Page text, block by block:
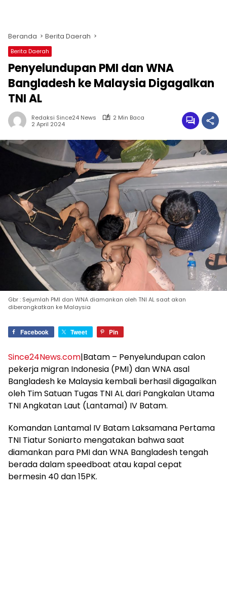
Beranda Berita Daerah
Berita Daerah
Penyelundupan PMI dan WNA
Bangladesh ke Malaysia Digagalkan
TNI AL
Redaksi Since24 News
2 Min Baca
2 April 2024
Gbr : Sejumlah PMI dan WNA diamankan oleh TNI AL saat akan
diberangkatkan ke Malaysia
Facebook Tweet Pin
Since24News.com|Batam – Penyelundupan calon
pekerja migran Indonesia (PMI) dan WNA asal
Bangladesh ke Malaysia kembali berhasil digagalkan
oleh Tim Satuan Tugas TNI AL dari Pangkalan Utama
TNI Angkatan Laut (Lantamal) IV Batam.
Komandan Lantamal IV Batam Laksamana Pertama
TNI Tiatur Soniarto mengatakan bahwa saat
diamankan para PMI dan WNA Bangladesh tengah
berada dalam speedboat atau kapal cepat
bermesin 40 dan 15PK.